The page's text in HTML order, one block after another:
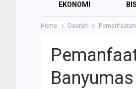
EKONOMI
Home Daerah